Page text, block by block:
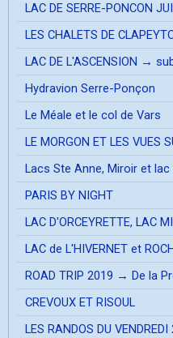
LAC DE SERRE-PONCON
LES CHALETS DE
LAC DE L'ASCENSION →
Hydravion Serre-Ponçon
Le Méale et le col de Vars
LE MORGON ET LES VUES
Lacs Ste Anne, Miroir et
PARIS BY NIGHT
LAC D'ORCEYRETTE, LAC
LAC de L'HIVERNET et
ROAD TRIP 2019 → De la
CREVOUX ET RISOUL
LES RANDOS DU VENDREDI